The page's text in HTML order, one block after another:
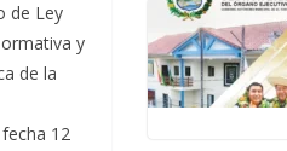
de Ley
y
de la
12